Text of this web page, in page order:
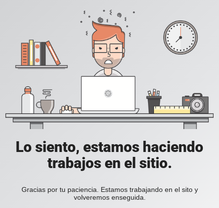
Lo siento, estamos haciendo
trabajos en el sitio.
Gracias por tu paciencia. Estamos trabajando en el sito y
volveremos enseguida.